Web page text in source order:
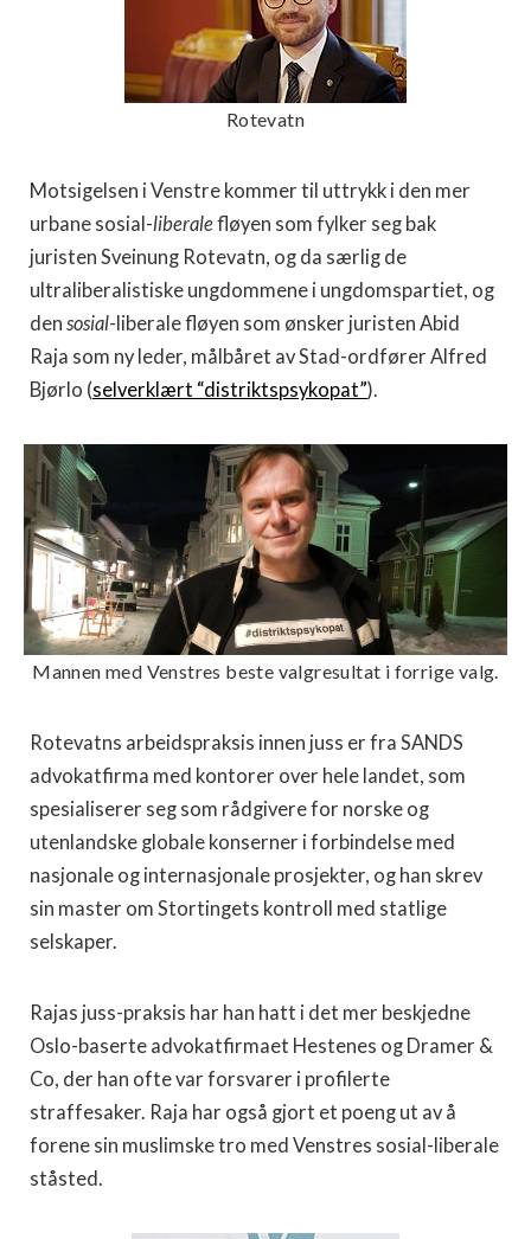
Rotevatn
Motsigelsen i Venstre kommer til uttrykk i den mer
urbane sosial-liberalefløyen som fylker seg bak
juristen Sveinung Rotevatn, og da særlig de
ultraliberalistiske ungdommene i ungdomspartiet, og
den sosial-liberale fløyen som ønsker juristen Abid
Raja som ny leder, målbåret av Stad-ordfører Alfred
Bjørlo (selverklært “distriktspsykopat”).
Mannen med Venstres beste valgresultat i forrige valg.
Rotevatns arbeidspraksis innen juss er fra SANDS
advokatfirma med kontorer over hele landet, som
spesialiserer seg som rådgivere for norske og
utenlandske globale konserner i forbindelse med
nasjonale og internasjonale prosjekter, og han skrev
sin master om Stortingets kontroll med statlige
selskaper.
Rajas juss-praksis har han hatt i det mer beskjedne
Oslo-baserte advokatfirmaet Hestenes og Dramer &
Co, der han ofte var forsvarer i profilerte
straffesaker. Raja har også gjort et poeng ut av å
forene sin muslimske tro med Venstres sosial-liberale
ståsted.